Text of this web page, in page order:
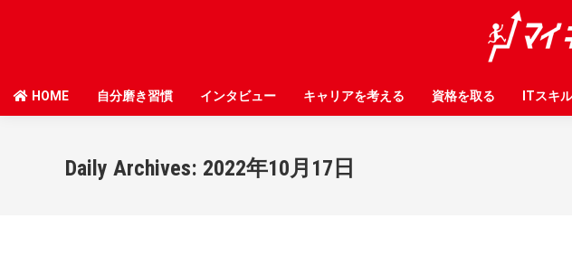
HOME 自分磨き習慣 インタビュー キャリアを考える 資格を取る ITスキ
Daily Archives: 2022年10月17日
HOME 自分磨き習慣 インタビュー キャリアを考える 資格を取る ITスキ